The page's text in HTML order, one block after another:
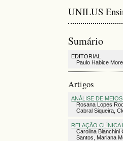
UNILUS
Sumário
EDITORIAL
Paulo Habice
Artigos
ANÁLISE DE
Rosana Lopes
Cabral Siqueira,
RELAÇÃO CLÍNICA
Carolina Bianchini
Santos, Mariana